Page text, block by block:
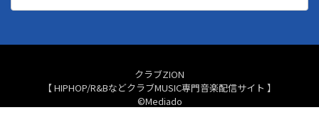
クラブZION
【 HIPHOP/R&BなどクラブMUSIC専門音楽配信サイト 】
©Mediado